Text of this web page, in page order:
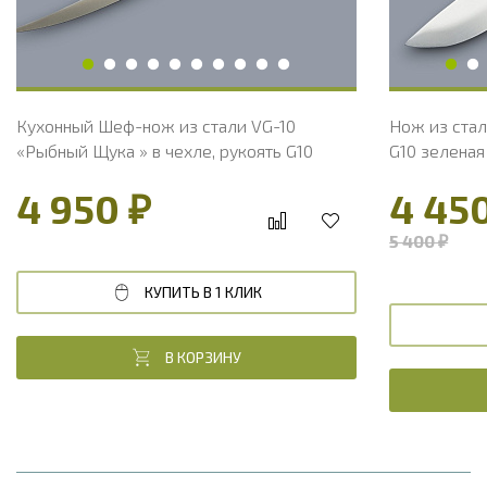
Вес, г
Кухонный Шеф-нож из стали VG-10
«Рыбный Щука » в чехле, рукоять G10
4 950 ₽
КУПИТЬ В 1 КЛИК
В КОРЗИНУ
Вес, г
Нож из
G10 зеленая
4
5 400 ₽